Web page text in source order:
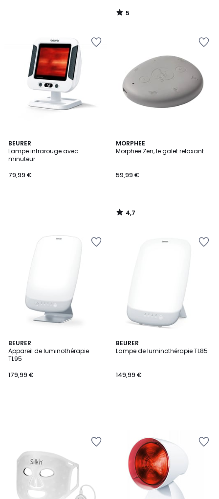
5
/
BEURER
Lampe infrarouge avec
minuteur
79,99 €
MORPHEE
Morphee Zen, le galet relaxant
59,99 €
4,7
/ 5
4,7
/
BEURER
Appareil de luminothérapie
TL95
179,99 €
BEURER
Lampe de luminothérapie TL85
149,99 €